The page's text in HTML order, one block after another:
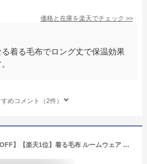
価格と在庫を楽天でチェック >>
着る毛布でロング丈で保温効果
めコメント（2件）
【クーポンで最大2000円OFF】【楽天1位】着る毛布 ルームウェア レディース メンズ S M Lサイズ もこもこ モコモコ かわいい おしゃれ 着るブランケット 部屋着 パジャマ ガウン マタニティ ナイトウェア ブランケット あったかグッズ 暖かい 送料無料